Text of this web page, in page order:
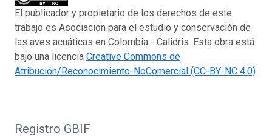
El publicador y propietario de los derechos de este
trabajo es Asociación para el estudio y conservación de
las aves acuáticas en Colombia - Calidris. Esta obra está
bajo una licencia Creative Commons de
Atribución/Reconocimiento-NoComercial (CC-BY-NC 4.0).
Registro GBIF